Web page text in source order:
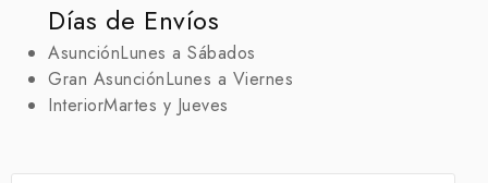
Días de Envíos
AsunciónLunes a Sábados
Gran AsunciónLunes a Viernes
InteriorMartes y Jueves